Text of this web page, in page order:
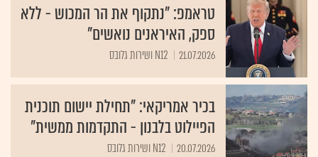
טראמפ: "נתקוף את הר המכוש - ללא
ספק, האיראנים נואשים"
21.07.2026 N12 ושירות גלובס
בכיר אמריקאי: "תחילת יישום תוכנית
הפיילוט בלבנון - התקדמות ממשית"
20.07.2026 N12 ושירות גלובס